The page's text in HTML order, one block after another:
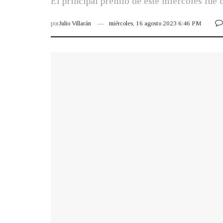
porJulio Villarán miércoles, 16 agosto 2023 6:46 PM